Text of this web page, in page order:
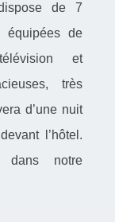
de 7
équipées de
et
très
d’une nuit
l’hôtel.
notre